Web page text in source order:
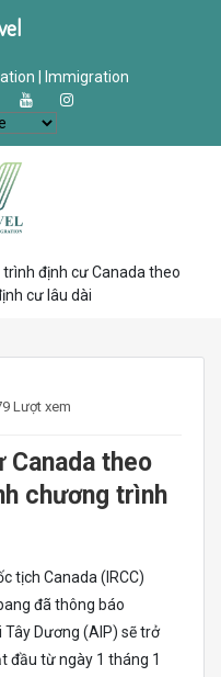
| Immigration
định cư Canada theo
cư lâu dài
Lượt xem
Canada theo
chương trình
tịch Canada (IRCC)
đã thông báo
Dương (AIP) sẽ trở
đầu từ ngày 1 tháng 1